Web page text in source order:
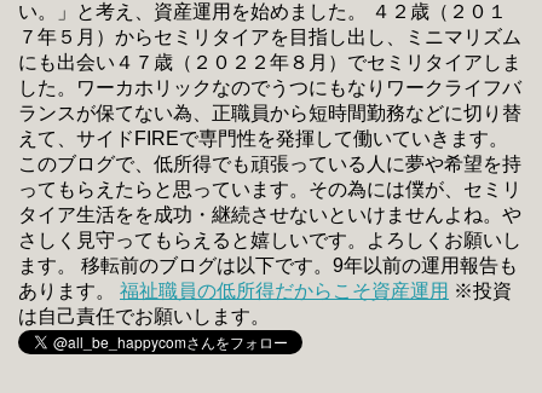
い。」と考え、資産運用を始めました。 ４２歳（２０１
７年５月）からセミリタイアを目指し出し、ミニマリズム
にも出会い４７歳（２０２２年８月）でセミリタイアしま
した。ワーカホリックなのでうつにもなりワークライフバ
ランスが保てない為、正職員から短時間勤務などに切り替
えて、サイドFIREで専門性を発揮して働いていきます。
このブログで、低所得でも頑張っている人に夢や希望を持
ってもらえたらと思っています。その為には僕が、セミリ
タイア生活をを成功・継続させないといけませんよね。や
さしく見守ってもらえると嬉しいです。よろしくお願いし
ます。 移転前のブログは以下です。9年以前の運用報告も
あります。 福祉職員の低所得だからこそ資産運用 ※投資
は自己責任でお願いします。